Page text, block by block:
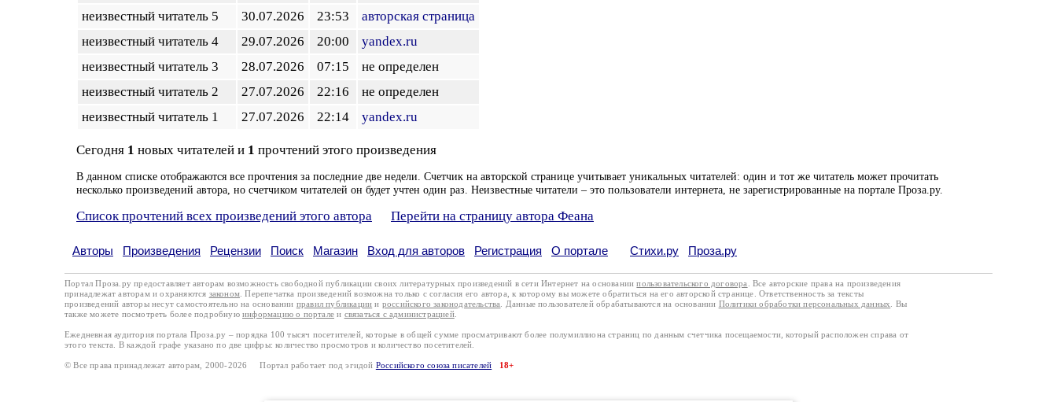
неизвестный читатель 5
30.07.2026 23:53
авторская страница
неизвестный читатель 4
29.07.2026 20:00
yandex.ru
неизвестный читатель 3
28.07.2026 07:15
не определен
неизвестный читатель 2
27.07.2026 22:16
не определен
неизвестный читатель 1
27.07.2026 22:14 yandex.ru
Сегодня 1 новых читателей и 1 прочтений этого произведения
В данном списке отображаются все прочтения за последние две недели. Счетчик на авторской странице учитывает уникальных читателей: один и тот же читатель может прочитать
несколько произведений автора, но счетчиком читателей он будет учтен один раз. Неизвестные читатели – это пользователи интернета, не зарегистрированные на портале Проза.ру.
Список прочтений всех произведений этого автора Перейти на страницу автора Феана
Авторы Произведения Рецензии Поиск Магазин Вход для авторов Регистрация О портале Стихи.ру Проза.ру
Портал Проза.ру предоставляет авторам возможность свободной публикации своих литературных произведений в сети Интернет на основаниипользовательского договора
. Все авторские права на произведения
принадлежат авторам и охраняются законом . Перепечатка произведений возможна только с согласия его автора, к которому вы можете обратиться на его авторской странице. Ответственность за тексты
произведений авторы несут самостоятельно на основании правил публикации и российского законодательства . Данные пользователей обрабатываются на основании Политики обработки персональных данных
. Вы
также можете посмотреть более подробную информацию о портале и связаться с администрацией.
Ежедневная аудитория портала Проза.ру – порядка 100 тысяч посетителей, которые в общей сумме просматривают более полумиллиона страниц по данным счетчика посещаемости, который расположен справа от
этого текста. В каждой графе указано по две цифры: количество просмотров и количество посетителей.
© Все права принадлежат авторам, 2000-2026 Портал работает под эгидой Российского союза писателей 18+